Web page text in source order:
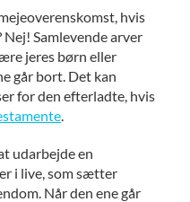
hvis
Samlevende arver
jeres børn eller
går bort. Det kan
for den efterladte, hvis
udarbejde en
i live, som sætter
Når den ene går